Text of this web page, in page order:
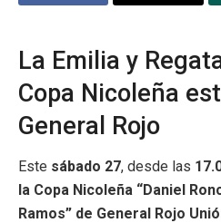
La Emilia y
Copa Nicoleña
General Rojo
Este sábado 27, desde las
la Copa Nicoleña “Daniel
Ramos” de General Rojo